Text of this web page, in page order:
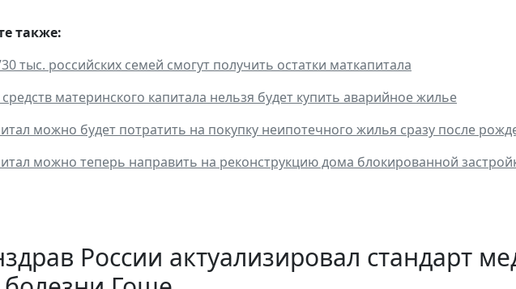
также:
тыс. российских семей смогут получить остатки маткапитала
средств материнского капитала нельзя будет купить аварийное жилье
можно будет потратить на покупку неипотечного жилья сразу после
можно теперь направить на реконструкцию дома блокированной
России актуализировал стандарт